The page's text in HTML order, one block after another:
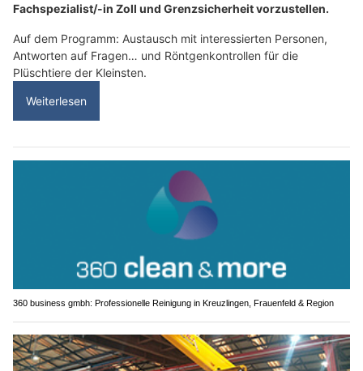
Fachspezialist/-in Zoll und Grenzsicherheit vorzustellen.
Auf dem Programm: Austausch mit interessierten Personen,
Antworten auf Fragen… und Röntgenkontrollen für die
Plüschtiere der Kleinsten.
Weiterlesen
360 business gmbh: Professionelle Reinigung in Kreuzlingen, Frauenfeld & Region